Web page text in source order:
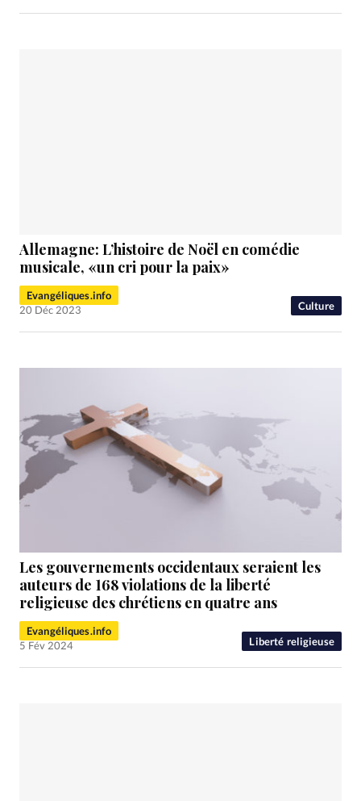
Culture
Allemagne: L’histoire de Noël en comédie
musicale, «un cri pour la paix»
Evangéliques.info
20 Déc 2023
Liberté religieuse
Les gouvernements occidentaux seraient les
auteurs de 168 violations de la liberté
religieuse des chrétiens en quatre ans
Evangéliques.info
5 Fév 2024